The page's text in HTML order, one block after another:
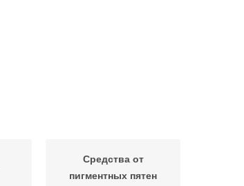
Средства от
пигментных пятен